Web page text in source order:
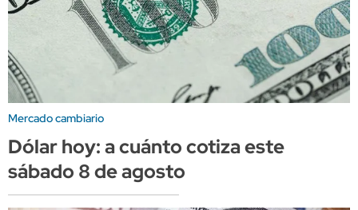
Mercado cambiario
Dólar hoy: a cuánto cotiza este
sábado 8 de agosto